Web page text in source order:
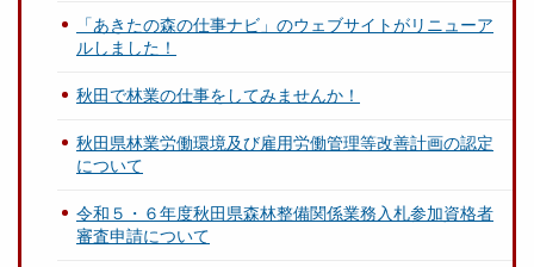
「あきたの森の仕事ナビ」のウェブサイトがリニューア
ルしました！
秋田で林業の仕事をしてみませんか！
秋田県林業労働環境及び雇用労働管理等改善計画の認定
について
令和５・６年度秋田県森林整備関係業務入札参加資格者
審査申請について